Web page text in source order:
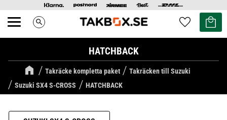
Meny search Favoriter
Kundvagn
HATCHBACK
Takräcke kompletta paket
Takräcken till Suzuki
Suzuki SX4 S-CROSS
HATCHBACK